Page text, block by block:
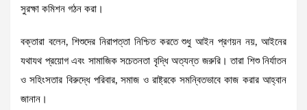
সুরক্ষা কমিশন গঠন করা।
বক্তারা বলেন, শিশুদের নিরাপত্তা নিশ্চিত করতে শুধু আইন প্রণয়ন নয়, আইনের
যথাযথ প্রয়োগ এবং সামাজিক সচেতনতা বৃদ্ধি অত্যন্ত জরুরি। তারা শিশু নির্যাতন
ও সহিংসতার বিরুদ্ধে পরিবার, সমাজ ও রাষ্ট্রকে সমন্বিতভাবে কাজ করার আহ্বান
জানান।